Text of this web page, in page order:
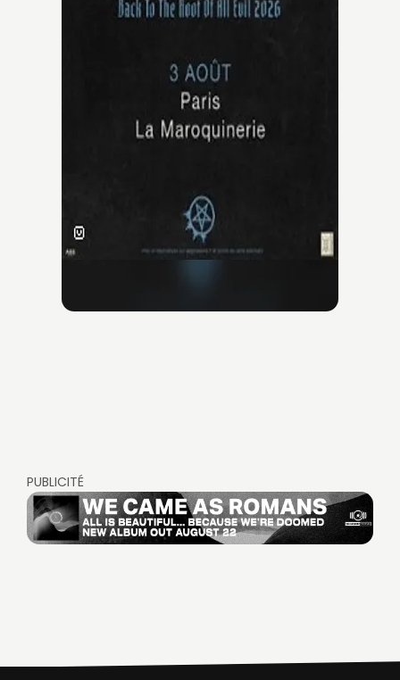
PUBLICITÉ